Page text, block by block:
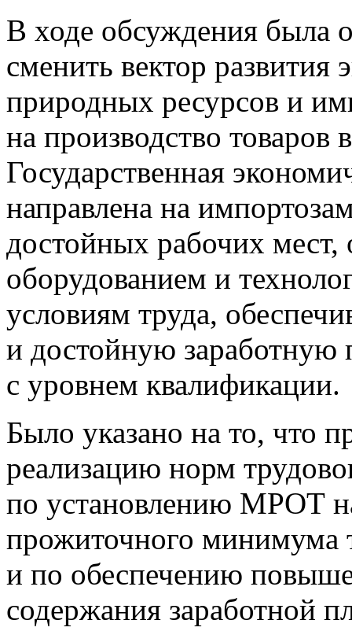
В ходе обсуждения была
сменить вектор развития
природных ресурсов и
на производство товаров
Государственная
направлена на
достойных рабочих
оборудованием и
условиям труда,
и достойную заработную
с уровнем квалификации.
Было указано на то, что
реализацию норм
по установлению МРОТ
прожиточного минимума
и по обеспечению
содержания заработной